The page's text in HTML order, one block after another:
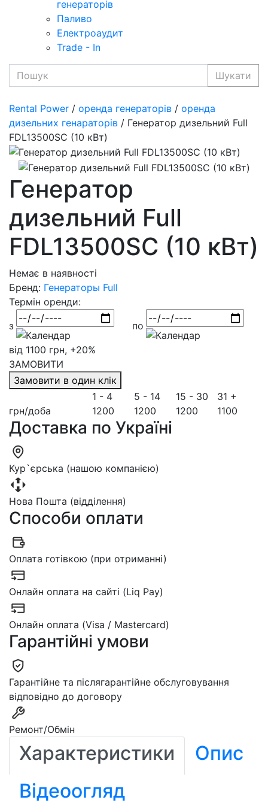
генераторів
Паливо
Електроаудит
Trade - In
Шукати
Rental Power / оренда генераторів / оренда
дизельних генараторів / Генератор дизельний Full
FDL13500SC (10 кВт)
Генератор
дизельний Full
FDL13500SC (10 кВт)
Немає в наявності
Бренд: Генераторы Full
Термін оренди:
з
по
від 1100 грн, +20%
ЗАМОВИТИ
Замовити в один клік
1 - 4
5 - 14 15 - 30
31 +
грн/доба
1200 1200 1200 1100
Доставка по Україні
Кур`єрська (нашою компанією)
Нова Пошта (відділення)
Способи оплати
Оплата готівкою (при отриманні)
Онлайн оплата на сайті (Liq Pay)
Онлайн оплата (Visa / Mastercard)
Гарантійні умови
Гарантійне та післягарантійне обслуговування
відповідно до договору
Ремонт/Обмін
Характеристики
Опис
Відеоогляд